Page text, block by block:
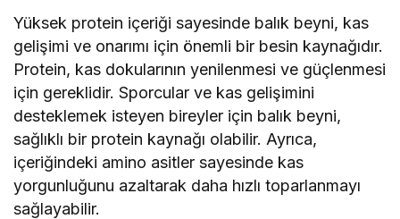
Yüksek protein içeriği sayesinde balık beyni, kas
gelişimi ve onarımı için önemli bir besin kaynağıdır.
Protein, kas dokularının yenilenmesi ve güçlenmesi
için gereklidir. Sporcular ve kas gelişimini
desteklemek isteyen bireyler için balık beyni,
sağlıklı bir protein kaynağı olabilir. Ayrıca,
içeriğindeki amino asitler sayesinde kas
yorgunluğunu azaltarak daha hızlı toparlanmayı
sağlayabilir.